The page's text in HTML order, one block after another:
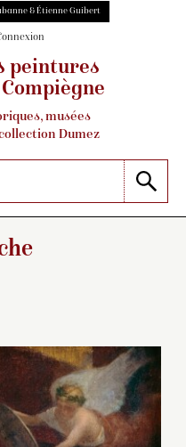
& Étienne Guibert
peintures
musées
Dumez